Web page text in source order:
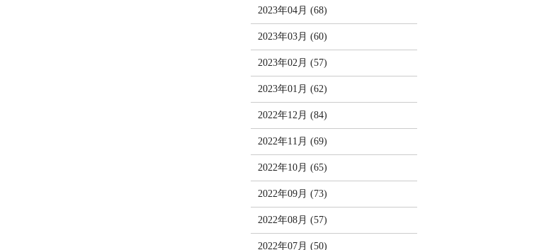
2023年04月 (68)
2023年03月 (60)
2023年02月 (57)
2023年01月 (62)
2022年12月 (84)
2022年11月 (69)
2022年10月 (65)
2022年09月 (73)
2022年08月 (57)
2022年07月 (50)